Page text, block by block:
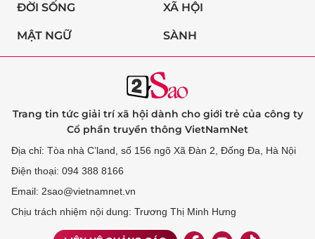
ĐỜI SỐNG XÃ HỘI
MẬT NGỮ SÀNH
Trang tin tức giải trí xã hội dành cho giới trẻ của công ty
Cổ phần truyền thông VietNamNet
Địa chỉ: Tòa nhà C’land, số 156 ngõ Xã Đàn 2, Đống Đa, Hà Nội
Điện thoại: 094 388 8166
Email: 2sao@vietnamnet.vn
Chịu trách nhiệm nội dung: Trương Thị Minh Hưng